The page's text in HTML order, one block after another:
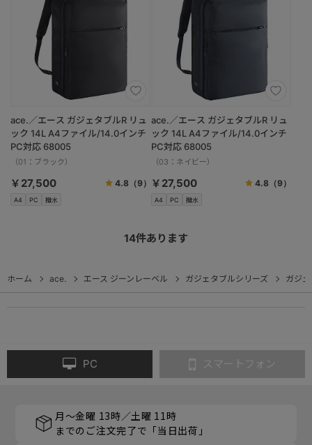
A4 PC 撥水
ace.／エース ガジェタブルR リュ
ック 14L A4ファイル/14.0インチ
PC対応 68005
（01：ブラック）
￥27,500 4.8（9）
A4 PC 撥水
ace.／エース ガジェタブルR リュ
ック 14L A4ファイル/14.0インチ
PC対応 68005
（03：ネイビー）
￥27,500 4.8 （9）
14件あります
ホーム ace. エース ジーンレーベル ガジェタブルシリーズ ガジ
PC スマートフォン
月～金曜 13時／土曜 11時
までのご注文完了で「当日出荷」